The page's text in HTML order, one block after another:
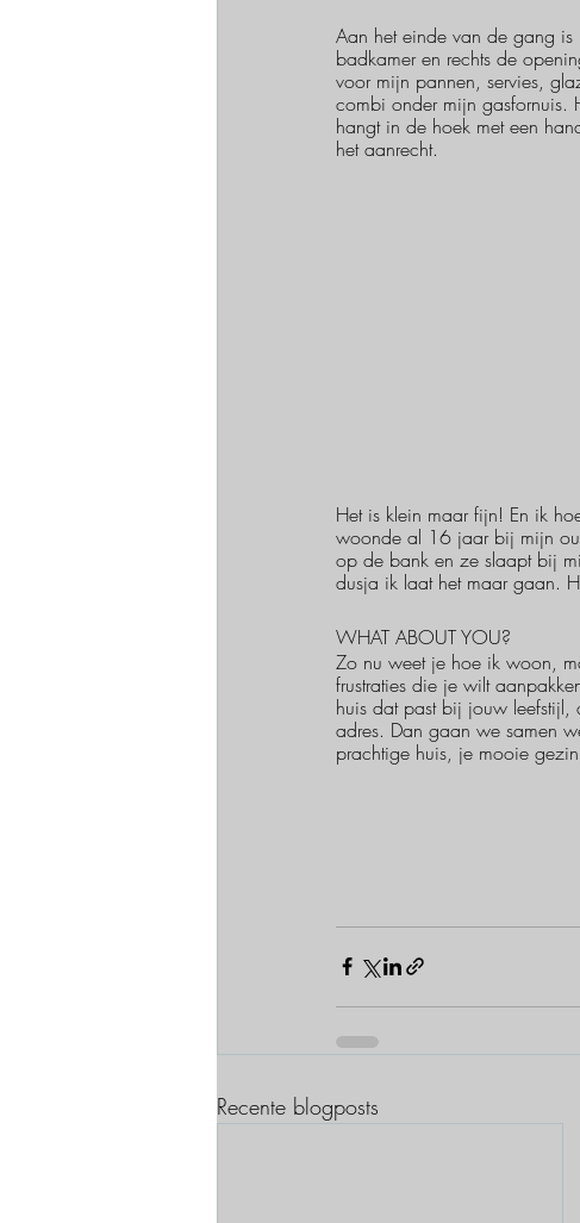
Aan het einde van de gang
badkamer en rechts de
voor mijn pannen, servies,
combi onder mijn gasfornuis.
hangt in de hoek met een
het aanrecht.
Het is klein maar fijn! En ik
woonde al 16 jaar bij mijn
op de bank en ze slaapt bij
dusja ik laat het maar gaan.
WHAT ABOUT YOU?
Zo nu weet je hoe ik woon,
frustraties die je wilt
huis dat past bij jouw
adres. Dan gaan we samen
prachtige huis, je mooie
Recente blogposts